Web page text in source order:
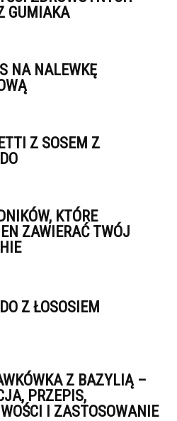
GUMIAKA
NA NALEWKĘ
Z SOSEM Z
KTÓRE
ZAWIERAĆ TWÓJ
Z ŁOSOSIEM
Z BAZYLIĄ –
PRZEPIS,
I ZASTOSOWANIE